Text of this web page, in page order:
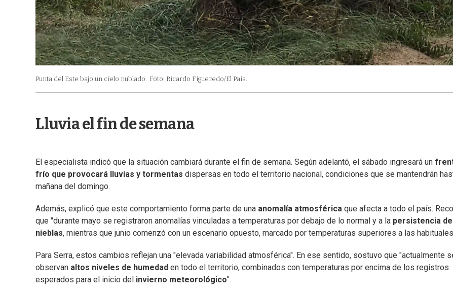
Punta del Este bajo un cielo nublado. Foto: Ricardo Figueredo/El País.
Lluvia el fin de semana
El especialista indicó que la situación cambiará durante el fin de semana. Según adelantó, el sábado ingresará un
frío que provocará lluvias y tormentas dispersas en todo el territorio nacional, condiciones que se mantendrán
mañana del domingo.
Además, explicó que este comportamiento forma parte de una anomalía atmosférica que afecta a todo el país.
que "durante mayo se registraron anomalías vinculadas a temperaturas por debajo de lo normal y a la persistencia de
nieblas, mientras que junio comenzó con un escenario opuesto, marcado por temperaturas superiores a las
Para Serra, estos cambios reflejan una "elevada variabilidad atmosférica". En ese sentido, sostuvo que "actualmente
observan altos niveles de humedad en todo el territorio, combinados con temperaturas por encima de los registros
esperados para el inicio del invierno meteorológico".